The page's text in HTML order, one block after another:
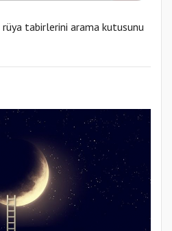
tabirlerini arama kutusunu